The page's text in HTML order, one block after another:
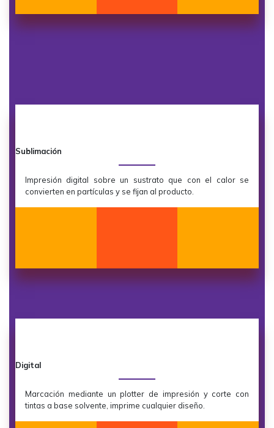
Sublimación
Impresión digital sobre un sustrato que con el calor se
convierten en partículas y se fijan al producto.
Digital
Marcación mediante un plotter de impresión y corte con
tintas a base solvente, imprime cualquier diseño.